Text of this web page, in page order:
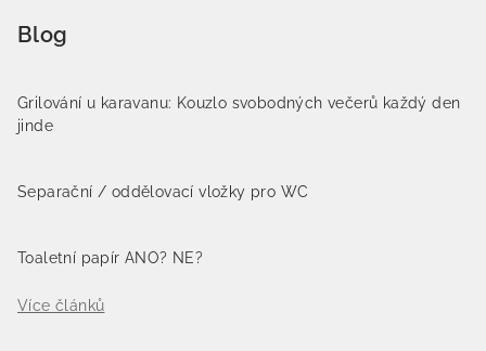
Blog
Grilování u karavanu: Kouzlo svobodných večerů každý den
jinde
Separační / oddělovací vložky pro WC
Toaletní papír ANO? NE?
Více článků